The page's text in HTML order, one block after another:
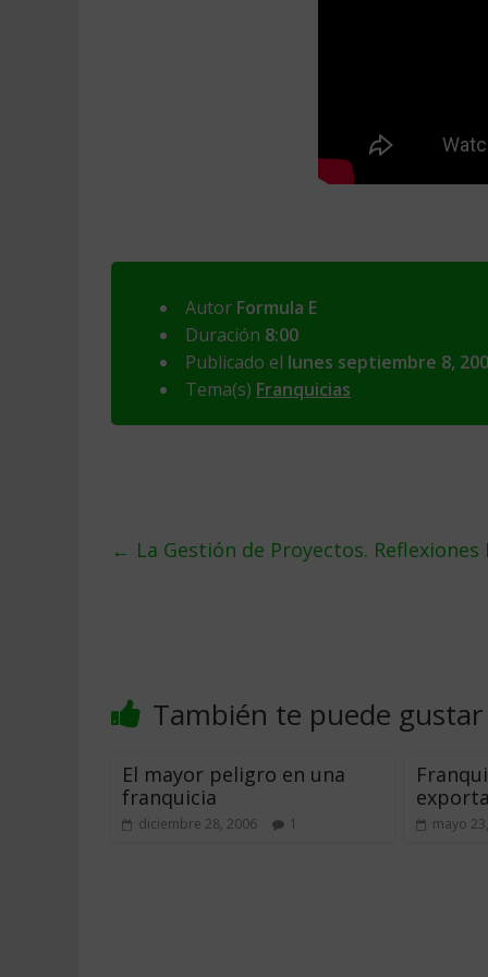
Autor Formula E
Duración 8:00
Publicado el lunes septiembre 8,
Tema(s) Franquicias
← La Gestión de Proyectos.
También te puede gustar
El mayor peligro en una
franquicia
diciembre 28, 2006 1 mayo